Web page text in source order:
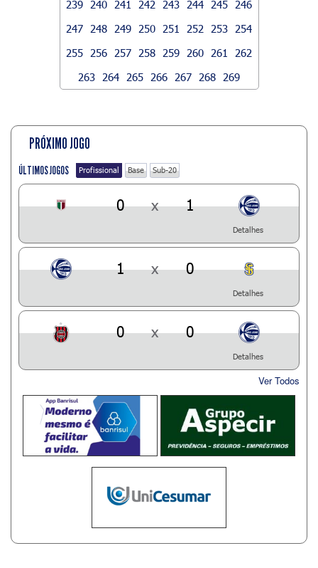
239
240 241 242 243 244 245
246
247
248 249 250 251 252 253
254
255
256 257 258 259 260 261
262
263
264 265 266 267 268 269
PRÓXIMO JOGO
ÚLTIMOS JOGOS Profissional Base Sub-20
0 x 1
Detalhes
1 x 0
Detalhes
0 x 0
Detalhes
Ver Todos